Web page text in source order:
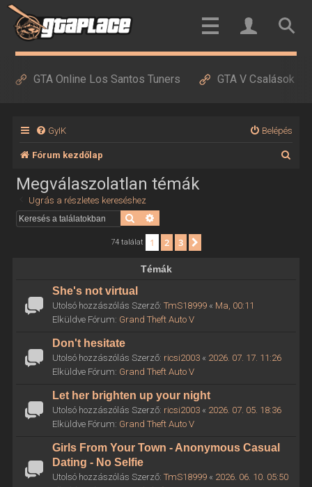
GTA Online Los Santos Tuners GTA V Csalások
GyIK Belépés
Fórum kezdőlap
Megválaszolatlan témák
Ugrás a részletes kereséshez
Keresés
74 találat 1 2 3
Témák
She's not virtual
Utolsó hozzászólás Szerző: TmS18999« Ma, 00:11
Elküldve Fórum: Grand Theft Auto V
Don't hesitate
Utolsó hozzászólás Szerző: ricsi2003« 2026. 07. 17. 11:26
Elküldve Fórum: Grand Theft Auto V
Let her brighten up your night
Utolsó hozzászólás Szerző: ricsi2003« 2026. 07. 05. 18:36
Elküldve Fórum: Grand Theft Auto V
Girls From Your Town - Anonymous Casual
Dating - No Selfie
Utolsó hozzászólás Szerző: TmS18999« 2026. 06. 10. 05:50